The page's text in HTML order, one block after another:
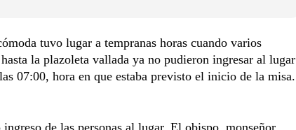
tuvo lugar a tempranas horas cuando varios
la plazoleta vallada ya no pudieron ingresar al lugar
07:00, hora en que estaba previsto el inicio de la misa.
de las personas al lugar. El obispo, monseñor